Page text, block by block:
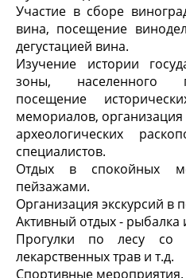
Участие в сборе
вина, посещение
дегустацией вина.
Изучение истории
зоны, населенного
посещение
мемориалов,
археологических
специалистов.
Отдых в спокойных
пейзажами.
Организация экскурсий в
Активный отдых - рыбалка
Прогулки по лесу со
лекарственных трав и т.д.
Спортивные мероприятия.